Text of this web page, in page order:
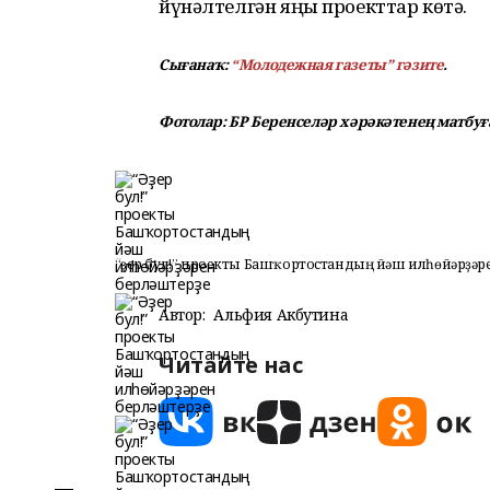
йүнәлтелгән яңы проекттар көтә.
Сығанаҡ:“Молодежная газеты” гәзите.
Фотолар: БР Беренселәр хәрәкәтенең
“Әҙер бул!” проекты Башҡортостандың йәш
Автор: Альфия Акбутина
Читайте нас